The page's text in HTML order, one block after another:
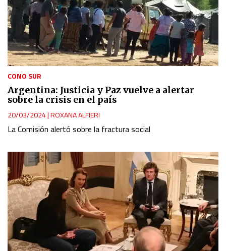
CONO SUR
Argentina: Justicia y Paz vuelve a alertar
sobre la crisis en el país
20/03/2024|ROXANA ALFIERI
La Comisión alertó sobre la fractura social